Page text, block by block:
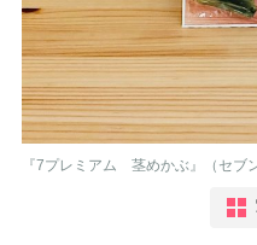
『7プレミアム 茎めかぶ』（セブ